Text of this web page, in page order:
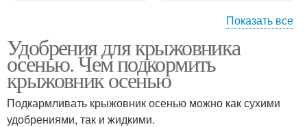
Болезный крыжовник
крыжовника
Показать все
Удобрения для крыжовника
осенью. Чем подкормить
крыжовник осенью
Подкармливать крыжовник осенью можно как сухими
удобрениями, так и жидкими.